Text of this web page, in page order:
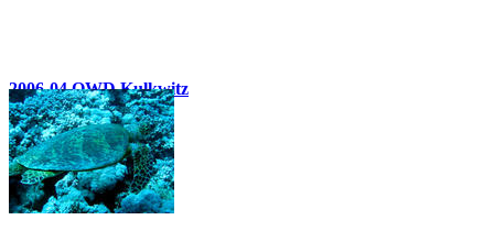
2006-04 OWD Kulkwitz
49 Bilder